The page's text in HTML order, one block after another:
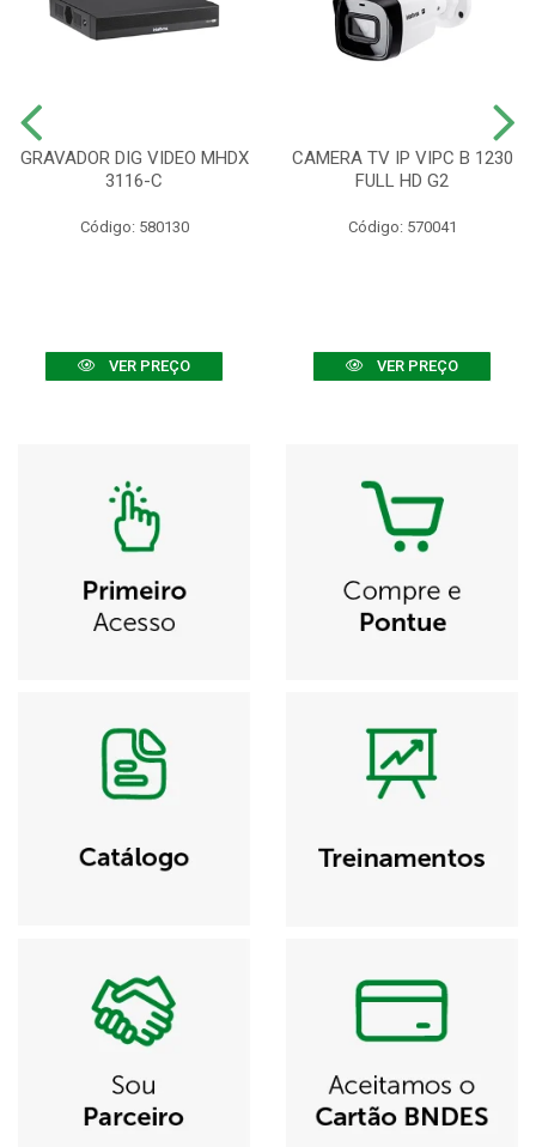
GRAVADOR DIG VIDEO MHDX
3116-C
Código: 580130
VER PREÇO
CAMERA TV IP VIPC B 1230
FULL HD G2
Código: 570041
VER PREÇO